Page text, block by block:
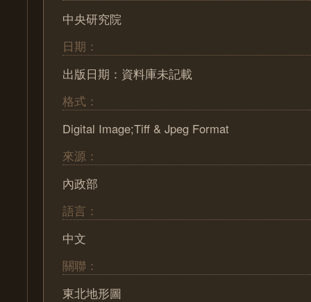
中央研究院
日期：
出版日期：資料庫未記載
格式：
Digital Image;Tiff & Jpeg Format
來源：
內政部
語言：
中文
關聯：
東北地形圖